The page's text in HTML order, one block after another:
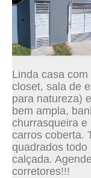
Linda casa
closet, sala de
para natureza)
bem ampla,
churrasqueira
carros coberta.
quadrados
calçada.
corretores!!!